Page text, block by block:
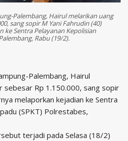
Palembang, Hairul melarikan uang
sang sopir M Yani Fahrudin (40)
ke Sentra Pelayanan Kepolisian
Rabu (19/2).
Palembang, Hairul
sebesar Rp 1.150.000, sang sopir
melaporkan kejadian ke Sentra
(SPKT) Polrestabes,
terjadi pada Selasa (18/2)